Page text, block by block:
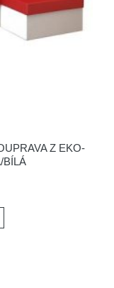
Z EKO-
BÍLÁ